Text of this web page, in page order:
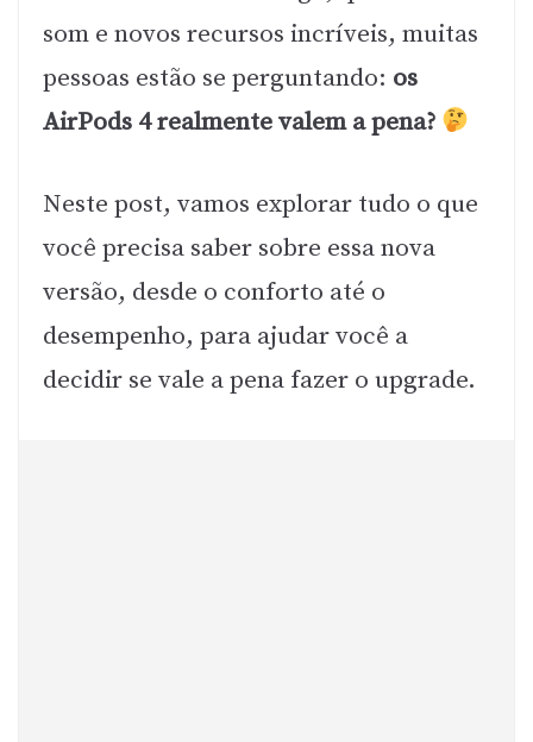
som e novos recursos incríveis, muitas
pessoas estão se perguntando: os
AirPods 4 realmente valem a pena?
Neste post, vamos explorar tudo o que
você precisa saber sobre essa nova
versão, desde o conforto até o
desempenho, para ajudar você a
decidir se vale a pena fazer o upgrade.